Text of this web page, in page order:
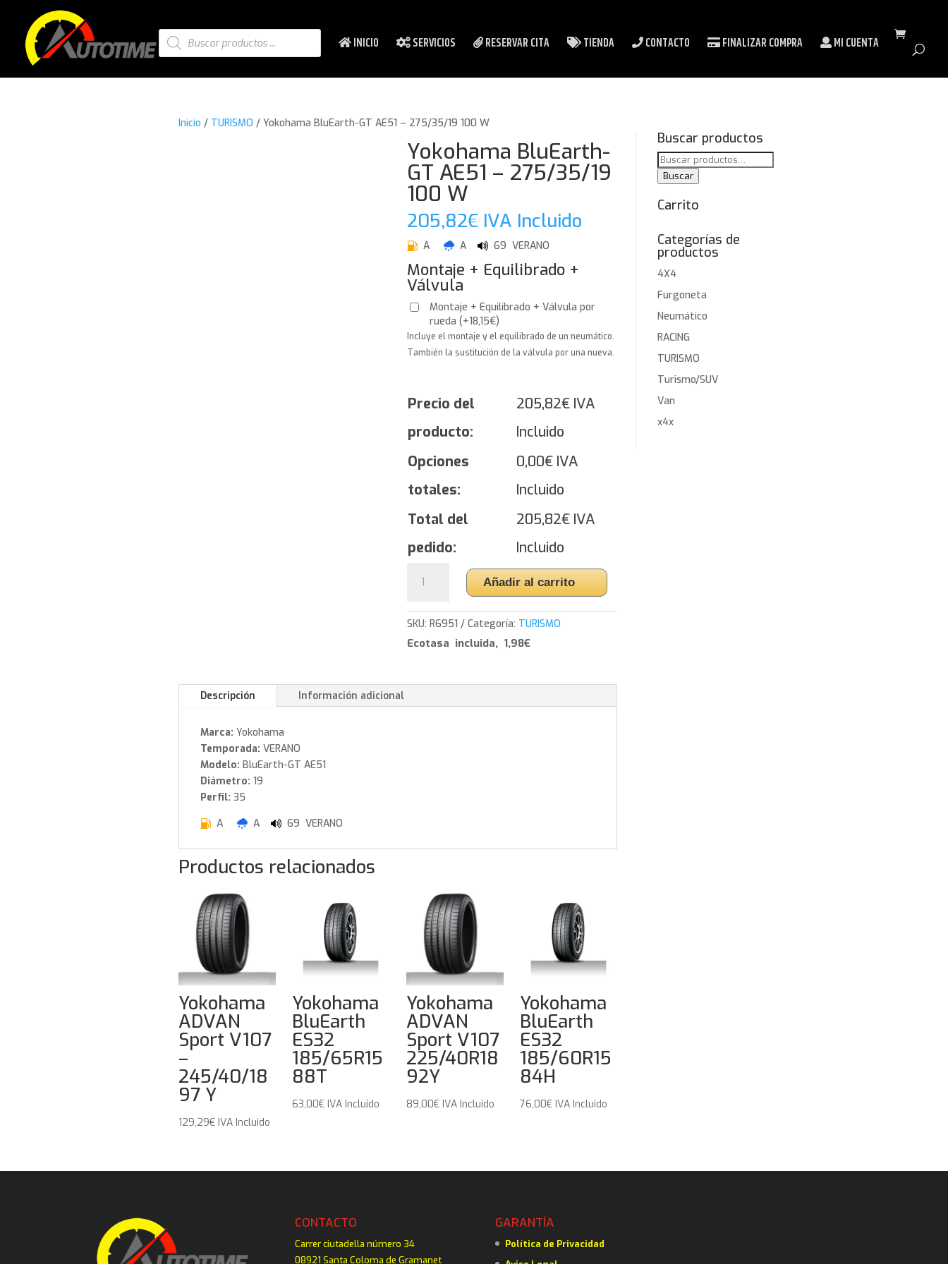
Búsqueda
de
productos
INICIO SERVICIOS RESERVAR CITA TIENDA CONTACTO FINALIZAR COMPRA MI CUENTA
Inicio / TURISMO / Yokohama BluEarth-GT AE51 – 275/35/19 100 W
Yokohama BluEarth-
GT AE51 – 275/35/19
100 W
205,82€ IVA Incluido
A A 69 VERANO
Montaje + Equilibrado +
Válvula
Montaje + Equilibrado + Válvula por
rueda (+18,15€)
Incluye el montaje y el equilibrado de un neumático.
También la sustitución de la válvula por una nueva.
Precio del
producto:
205,82€ IVA
Incluido
Opciones
totales:
0,00€IVA
Incluido
Total del
pedido:
205,82€IVA
Incluido
BluEarth-
AE51
W
Añadir al carrito
SKU: R6951 Categoría: TURISMO
Ecotasa incluida, 1,98€
Descripción Información adicional
Marca: Yokohama
Temporada: VERANO
Modelo: BluEarth-GT AE51
Diámetro: 19
Perfil: 35
A
A 69 VERANO
Productos relacionados
Yokohama
ADVAN
Sport V107
–
245/40/18
97 Y
129,29€ IVA Incluido
Yokohama
BluEarth
ES32
185/65R15
88T
63,00€ IVA Incluido
Yokohama
ADVAN
Sport V107
225/40R18
92Y
89,00€ IVA Incluido
Yokohama
BluEarth
ES32
185/60R15
84H
76,00€ IVA Incluido
Buscar productos
Buscar
por:
Buscar
Carrito
Categorías de
productos
4X4
Furgoneta
Neumático
RACING
TURISMO
Turismo/SUV
Van
x4x
CONTACTO
Carrer ciutadella número 34
08921 Santa Coloma de Gramanet
GARANTÍA
Política de Privacidad